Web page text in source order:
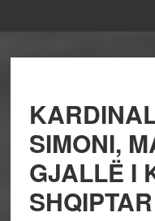
SIMONI,
GJALLË I
SHQIPTAR